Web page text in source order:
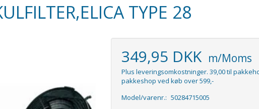
TYPE 28
349,95 DKK m/Moms
Plus leveringsomkostninger. 39,00 til
pakkeshop ved køb over 599,-
Model/varenr.: 50284715005